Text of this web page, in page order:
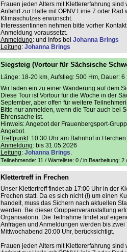
Frauen jeden Alters mit Klettererfahrung sind
Anfahrt zur Halle mit ÖPNV Linie 7 oder Rad
Klimaschutzes erwünscht.
Interessentinnen nehmen bitte vorher
Anmeldung voraussetzt.
Anmeldung: und Infos bei Johanna Brings
Leitung: Johanna Brings
Siegsteig (Vortour für Sächsische
Länge: 18-20 km, Aufstieg: 500 Hm, Dauer: 6
Wir laden ein zu einer Wanderung auf dem
Diese Tour ist Vortour für die Woche in der
September, aber offen für weitere
Bitte nur anmelden, wenn die Tour auch bei
Ehrensache ist.
Hinweis: Angebot der Frauenbergsport-
Angebot.
Treffpunkt: 10:30 Uhr am Bahnhof in Herchen
Anmeldung: bis 31.05.2026
Leitung: Johanna Brings.
Teilnehmende: 11 / Warteliste: 0 / in Bearbeitung: 2
Klettertreff in Frechen
Unser Klettertreff findet ab 17:00 Uhr in der
Frechen statt. Da es sich nicht (!) um einen
handelt, muss das Sichern nach aktuellen
werden. Bei dieser Gruppenveranstaltung
Organisatorin. Die Teilnahme findet auf
Anfragen und Anmeldungen werden bis zwei
Mittwochabend 20:00 Uhr, berücksichtigt.
Frauen jeden Alters mit Klettererfahrung sind